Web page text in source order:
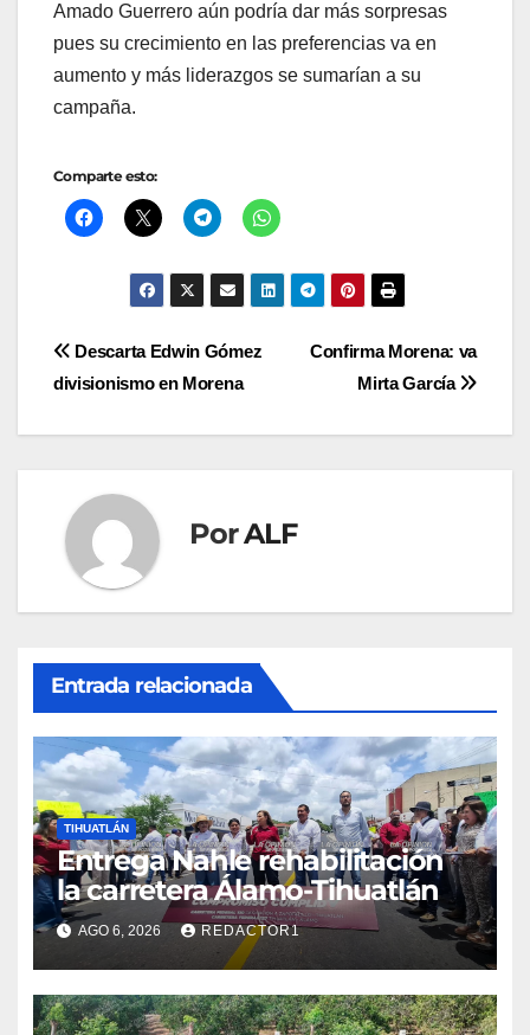
Amado Guerrero aún podría dar más sorpresas
pues su crecimiento en las preferencias va en
aumento y más liderazgos se sumarían a su
campaña.
Comparte esto:
Navegación
Confirma Morena: va
Mirta García
Descarta Edwin Gómez
divisionismo en Morena
PorALF
Entrada relacionada
TIHUATLÁN
Entrega Nahle rehabilitación
la carretera Álamo-Tihuatlán
AGO 6, 2026 REDACTOR1